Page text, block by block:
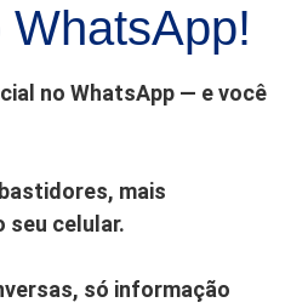
WhatsApp!
no WhatsApp — e você
mais
seu celular.
só informação